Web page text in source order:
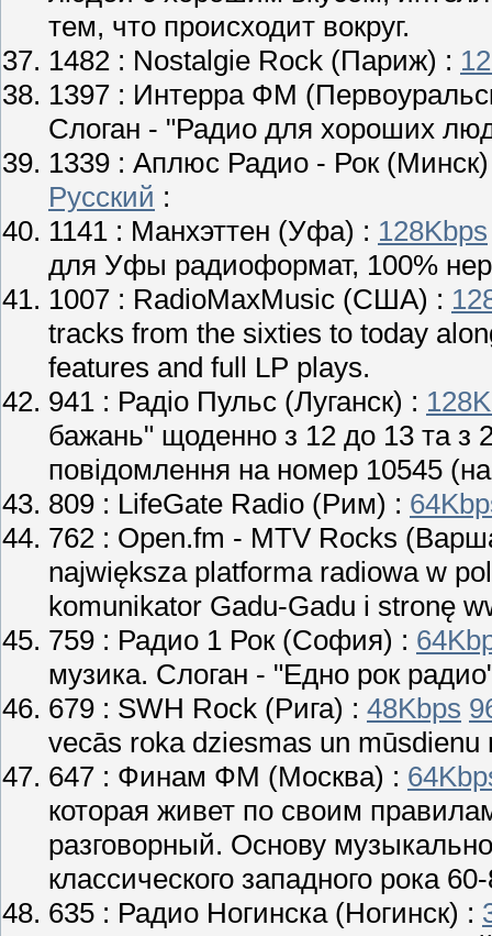
тем, что происходит вокруг.
1482 : Nostalgie Rock (Париж) :
1397 : Интерра ФМ
Слоган - "Радио для хороших
1339 : Аплюс Радио - Рок
Русский :
1141 : Манхэттен (Уфа) : 128Kbps
для Уфы радиоформат, 100%
1007 : RadioMaxMusic (США) :
tracks from the sixties to today
features and full LP plays.
941 : Радіо Пульс (Луганск) :
бажань" щоденно з 12 до 13 та
повідомлення на номер 10545
809 : LifeGate Radio (Рим) :
762 : Open.fm - MTV Rocks
największa platforma radiowa w
komunikator Gadu-Gadu i stronę
759 : Радио 1 Рок(София) :
музика. Слоган - "Едно рок
679 : SWH Rock (Рига) : 48Kbps
vecās roka dziesmas un mūsdienu
647 : Финам ФМ (Москва) :
которая живет по своим
разговорный. Основу
классического западного рока
635 : Радио Ногинска(Ногинск) :